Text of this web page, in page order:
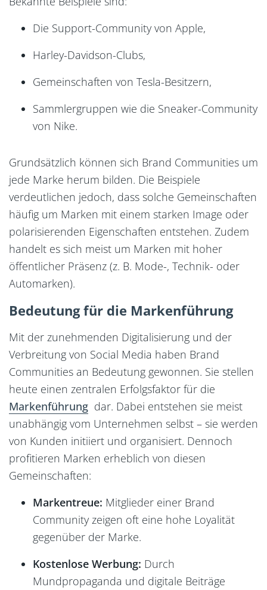
Die Support-Community von Apple,
Harley-Davidson-Clubs,
Gemeinschaften von Tesla-Besitzern,
Sammlergruppen wie die Sneaker-Community
von Nike.
Grundsätzlich können sich Brand Communities um
jede Marke herum bilden. Die Beispiele
verdeutlichen jedoch, dass solche Gemeinschaften
häufig um Marken mit einem starken Image oder
polarisierenden Eigenschaften entstehen. Zudem
handelt es sich meist um Marken mit hoher
öffentlicher Präsenz (z. B. Mode-, Technik- oder
Automarken).
Bedeutung für die Markenführung
Mit der zunehmenden Digitalisierung und der
Verbreitung von Social Media haben Brand
Communities an Bedeutung gewonnen. Sie stellen
heute einen zentralen Erfolgsfaktor für die
Markenführung dar. Dabei entstehen sie meist
unabhängig vom Unternehmen selbst – sie werden
von Kunden initiiert und organisiert. Dennoch
profitieren Marken erheblich von diesen
Gemeinschaften:
Markentreue: Mitglieder einer Brand
Community zeigen oft eine hohe Loyalität
gegenüber der Marke.
Kostenlose Werbung: Durch
Mundpropaganda und digitale Beiträge